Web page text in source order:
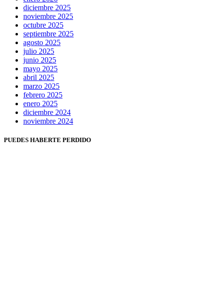
diciembre 2025
noviembre 2025
octubre 2025
septiembre 2025
agosto 2025
julio 2025
junio 2025
mayo 2025
abril 2025
marzo 2025
febrero 2025
enero 2025
diciembre 2024
noviembre 2024
PUEDES HABERTE PERDIDO